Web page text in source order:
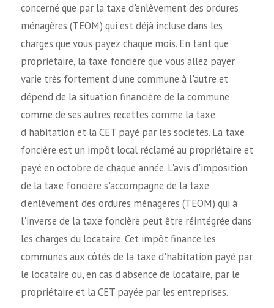
concerné que par la taxe d'enlèvement des ordures
ménagères (TEOM) qui est déjà incluse dans les
charges que vous payez chaque mois. En tant que
propriétaire, la taxe foncière que vous allez payer
varie très fortement d'une commune à l'autre et
dépend de la situation financière de la commune
comme de ses autres recettes comme la taxe
d'habitation et la CET payé par les sociétés. La taxe
foncière est un impôt local réclamé au propriétaire et
payé en octobre de chaque année. L'avis d'imposition
de la taxe foncière s'accompagne de la taxe
d'enlèvement des ordures ménagères (TEOM) qui à
l'inverse de la taxe foncière peut être réintégrée dans
les charges du locataire. Cet impôt finance les
communes aux côtés de la taxe d'habitation payé par
le locataire ou, en cas d'absence de locataire, par le
propriétaire et la CET payée par les entreprises.